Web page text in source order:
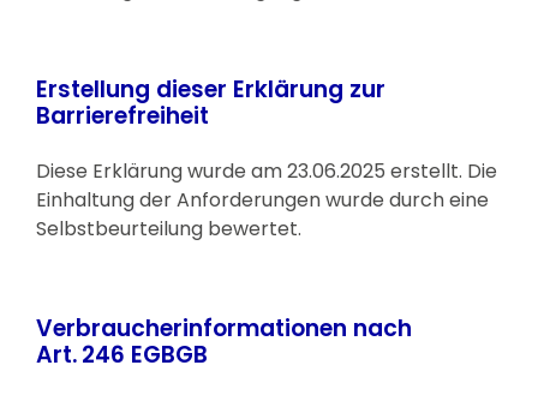
Erstellung dieser Erklärung zur
Barrierefreiheit
Diese Erklärung wurde am 23.06.2025 erstellt. Die
Einhaltung der Anforderungen wurde durch eine
Selbstbeurteilung bewertet.
Verbraucherinformationen nach
Art. 246 EGBGB